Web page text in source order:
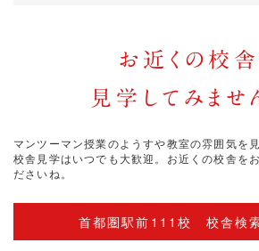
お近くの校舎
見学してみませ
マンツーマン授業のようすや教室の雰囲気を
校舎見学はいつでも大歓迎。お近くの校舎を
ださいね。
首都圏駅前111校 校舎検